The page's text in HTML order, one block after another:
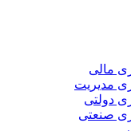
مالی
مدیریت
دولتی
صنعتی